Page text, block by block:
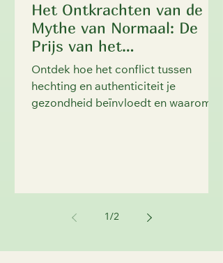
Het Ontkrachten van de
Mythe van Normaal: De
Prijs van het
Onderdrukken van
Authenticiteit
Ontdek hoe het conflict tussen
hechting en authenticiteit je
gezondheid beïnvloedt en waarom
1 /2